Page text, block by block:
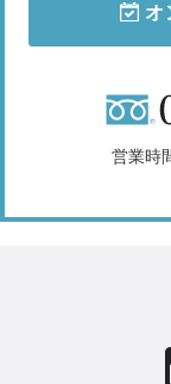
オ
営業時